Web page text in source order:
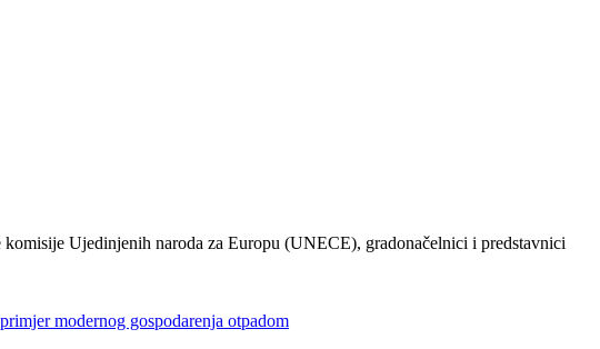
Ujedinjenih naroda za Europu (UNECE), gradonačelnici i predstavnici
modernog gospodarenja otpadom